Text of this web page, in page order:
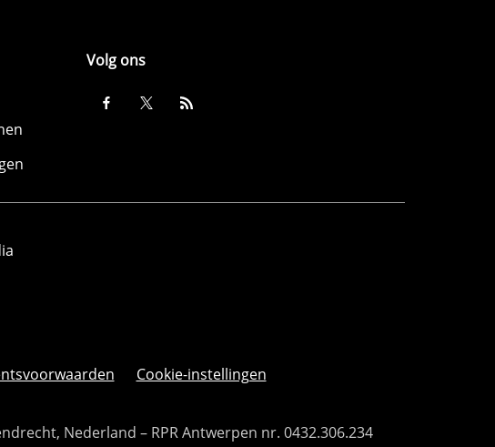
Volg ons
Cookie-instellingen
Nederland – RPR Antwerpen nr. 0432.306.234